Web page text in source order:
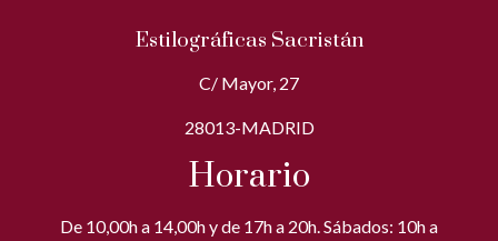
Estilográficas Sacristán
C/ Mayor, 27
28013-MADRID
Horario
De 10,00h a 14,00h y de 17h a 20h. Sábados: 10h a